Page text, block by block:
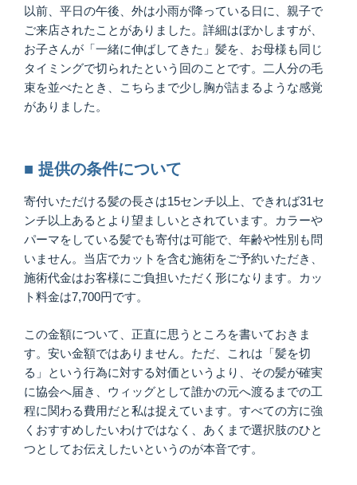
以前、平日の午後、外は小雨が降っている日に、親子で
ご来店されたことがありました。詳細はぼかしますが、
お子さんが「一緒に伸ばしてきた」髪を、お母様も同じ
タイミングで切られたという回のことです。二人分の毛
束を並べたとき、こちらまで少し胸が詰まるような感覚
がありました。
■ 提供の条件について
寄付いただける髪の長さは15センチ以上、できれば31セ
ンチ以上あるとより望ましいとされています。カラーや
パーマをしている髪でも寄付は可能で、年齢や性別も問
いません。当店でカットを含む施術をご予約いただき、
施術代金はお客様にご負担いただく形になります。カッ
ト料金は7,700円です。
この金額について、正直に思うところを書いておきま
す。安い金額ではありません。ただ、これは「髪を切
る」という行為に対する対価というより、その髪が確実
に協会へ届き、ウィッグとして誰かの元へ渡るまでの工
程に関わる費用だと私は捉えています。すべての方に強
くおすすめしたいわけではなく、あくまで選択肢のひと
つとしてお伝えしたいというのが本音です。